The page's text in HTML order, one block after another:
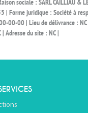
sociale : SARL CAILLIAU
Forme juridique : Société à
00 | Lieu de délivrance : NC
Adresse du site : NC |